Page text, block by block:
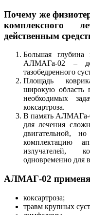
Почему же
комплексного
действенным
Большая глубина
АЛМАГа-02 – до
тазобедренного
Площадь
широкую область
необходимых
коксартроза.
В память АЛМАГа-
для лечения
двигательной,
комплектацию
излучателей,
одновременно для
АЛМАГ-02
коксартроза;
травм крупных